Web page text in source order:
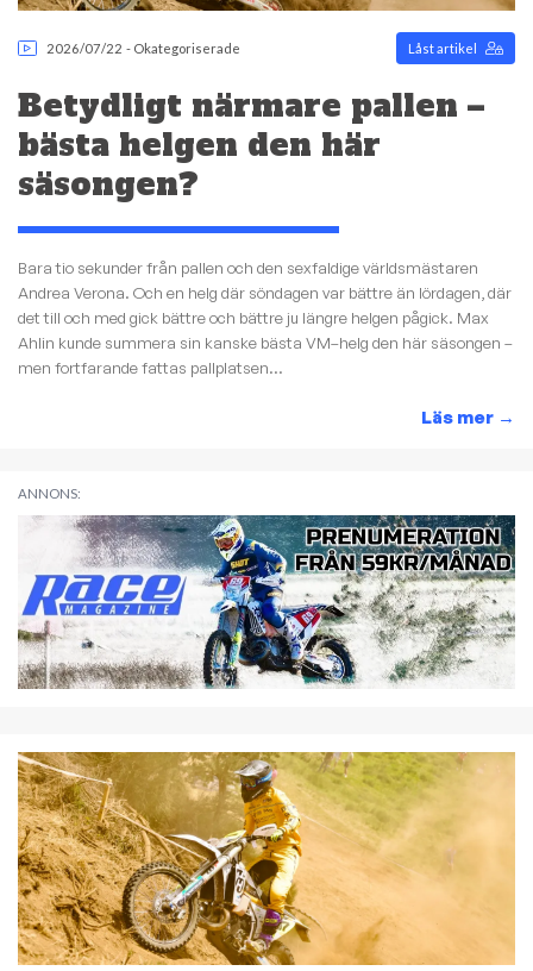
2026/07/22 - Okategoriserade Låst artikel
Betydligt närmare pallen –
bästa helgen den här
säsongen?
Bara tio sekunder från pallen och den sexfaldige världsmästaren
Andrea Verona. Och en helg där söndagen var bättre än lördagen, där
det till och med gick bättre och bättre ju längre helgen pågick. Max
Ahlin kunde summera sin kanske bästa VM–helg den här säsongen –
men fortfarande fattas pallplatsen...
Läs mer →
ANNONS: